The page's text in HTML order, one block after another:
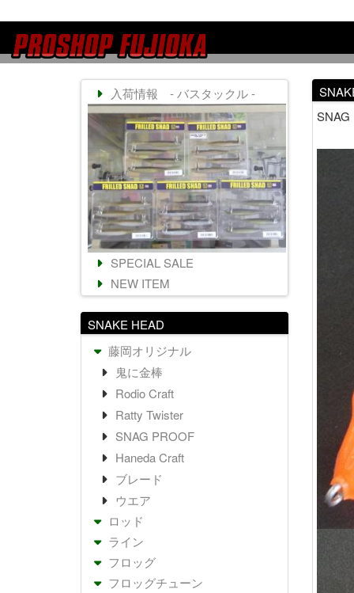
入荷情報 - バスタックル -
SPECIAL SALE
NEW ITEM
SNAKE HEAD
藤岡オリジナル
鬼に金棒
Rodio Craft
Ratty Twister
SNAG PROOF
Haneda Craft
ブレード
ウエア
ロッド
ライン
フロッグ
フロッグチューン